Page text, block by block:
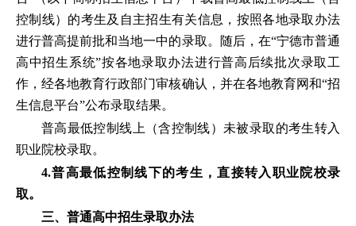
控制线）的考生及自主招生有关信息，按照各地录取办法
进行普高提前批和当地一中的录取。随后，在“宁德市普通
高中招生系统”按各地录取办法进行普高后续批次录取工
作，经各地教育行政部门审核确认，并在各地教育网和“招
生信息平台”公布录取结果。
普高最低控制线上（含控制线）未被录取的考生转入
职业院校录取。
4.普高最低控制线下的考生，直接转入职业院校录
取。
三、普通高中招生录取办法